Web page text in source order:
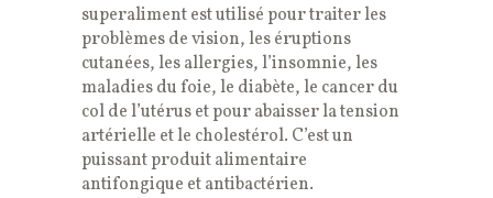
superaliment est utilisé pour traiter les
problèmes de vision, les éruptions
cutanées, les allergies, l’insomnie, les
maladies du foie, le diabète, le cancer du
col de l’utérus et pour abaisser la tension
artérielle et le cholestérol. C’est un
puissant produit alimentaire
antifongique et antibactérien.